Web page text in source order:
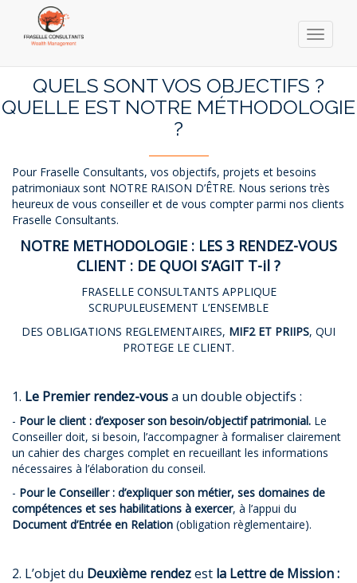
content
Toggle
QUELS SONT VOS OBJECTIFS ?
QUELLE EST NOTRE MÉTHODOLOGIE
?
Pour Fraselle Consultants, vos objectifs, projets et besoins
patrimoniaux sont NOTRE RAISON D’ÊTRE. Nous serions très
heureux de vous conseiller et de vous compter parmi nos clients
Fraselle Consultants.
NOTRE METHODOLOGIE : LES 3 RENDEZ-VOUS
CLIENT : DE QUOI S’AGIT T-il ?
FRASELLE CONSULTANTS APPLIQUE
SCRUPULEUSEMENT L’ENSEMBLE
DES OBLIGATIONS REGLEMENTAIRES, MIF2 ET PRIIPS, QUI
PROTEGE LE CLIENT.
1. Le Premier rendez-vousa un double objectifs :
- Pour le client : d’exposer son besoin/objectif patrimonial. Le
Conseiller doit, si besoin, l’accompagner à formaliser clairement
un cahier des charges complet en recueillant les informations
nécessaires à l’élaboration du conseil.
- Pour le Conseiller : d’expliquer son métier, ses domaines de
compétences et ses habilitations à exercer, à l’appui du
Document d’Entrée en Relation (obligation règlementaire).
2. L’objet du Deuxième rendezest la Lettre de Mission :